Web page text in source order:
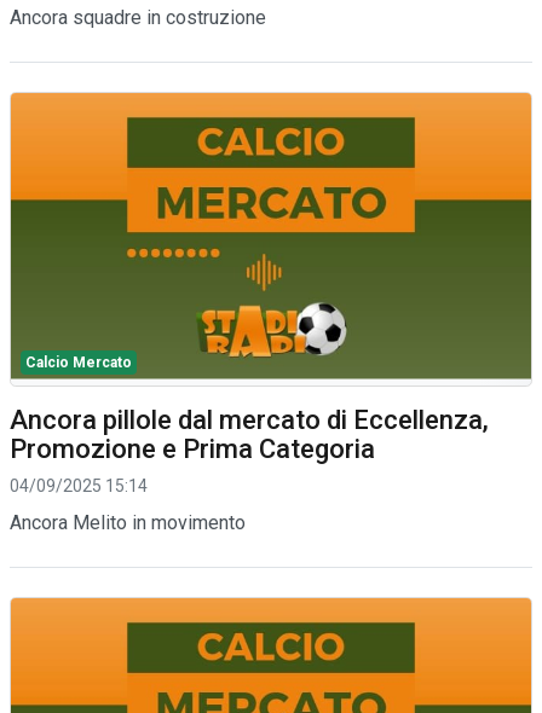
Ancora squadre in costruzione
Calcio Mercato
Ancora pillole dal mercato di Eccellenza,
Promozione e Prima Categoria
04/09/2025 15:14
Ancora Melito in movimento